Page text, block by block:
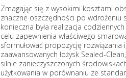
Zmagając się z wysokimi kosztami
znaczne oszczędności po wdrożeniu
konieczna była realizacja
celu zapewnienia właściwego
sformułować propozycję
zaawansowanych łożysk Sealed-
silnie zanieczyszczonych
użytkowania w porównaniu ze